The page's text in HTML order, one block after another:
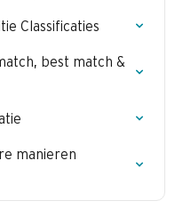
Classificaties
best match &
manieren